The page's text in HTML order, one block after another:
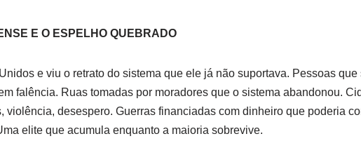
E O ESPELHO QUEBRADO
e viu o retrato do sistema que ele já não suportava. Pessoas que
falência. Ruas tomadas por moradores que o sistema abandonou.
violência, desespero. Guerras financiadas com dinheiro que poderia
elite que acumula enquanto a maioria sobrevive.